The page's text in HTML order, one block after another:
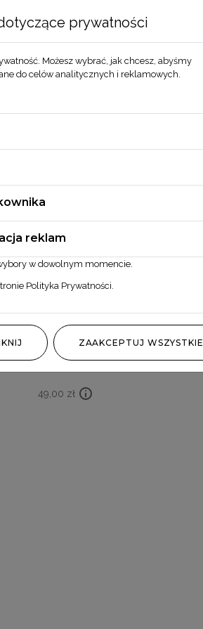
szklana wzór 1
49,00 zł
prywatności
Możesz wybrać, jak chcesz, abyśmy
do celów analitycznych i reklamowych.
reklam
w dowolnym momencie.
Polityka Prywatności.
ZAAKCEPTUJ WSZYSTKIE